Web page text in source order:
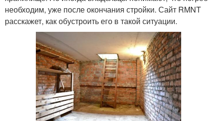
необходим, уже после окончания стройки. Сайт RMNT
расскажет, как обустроить его в такой ситуации.